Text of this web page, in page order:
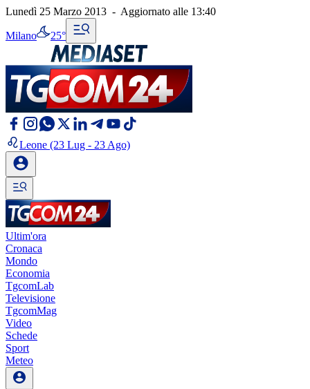
Lunedì 25 Marzo 2013 - Aggiornato alle 13:40
Milano 25°
Leone (23 Lug - 23 Ago)
Ultim'ora
Cronaca
Mondo
Economia
TgcomLab
Televisione
TgcomMag
Video
Schede
Sport
Meteo